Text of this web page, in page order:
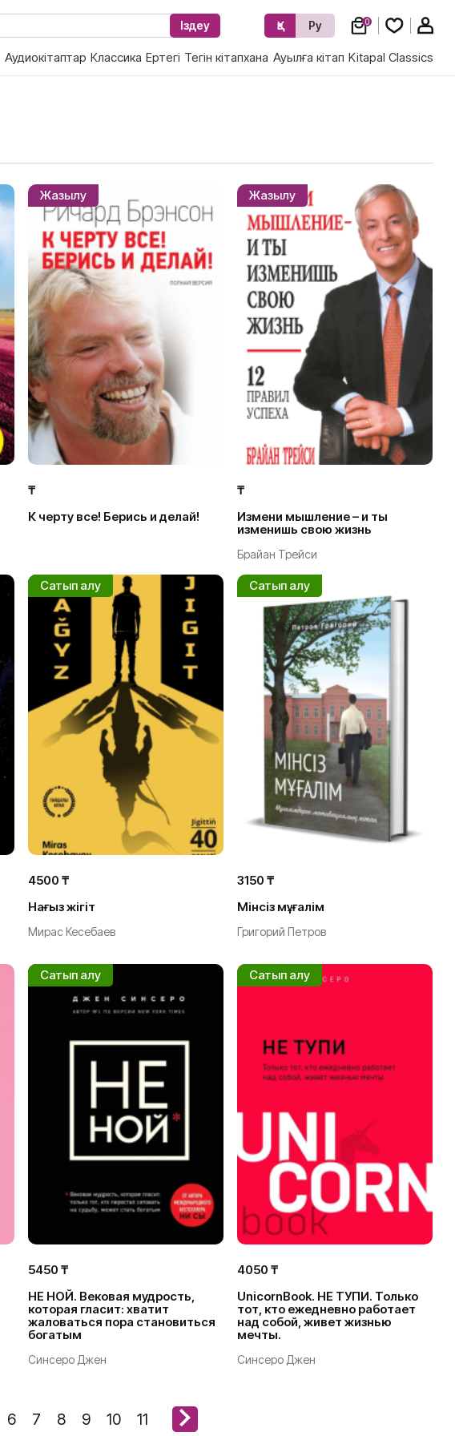
Іздеу Қз Ру 0
Аудиокітаптар Классика Ертегі Тегін кітапхана Ауылға кітап Kitapal Classics
Жазылу
₸
К черту все! Берись и делай!
Жазылу
₸
Измени мышление – и ты
изменишь свою жизнь
Брайан Трейси
Сатып алу
4500 ₸
Нағыз жігіт
Мирас Кесебаев
Сатып алу
3150 ₸
Мінсіз мұғалім
Григорий Петров
Сатып алу
5450 ₸
НЕ НОЙ. Вековая мудрость,
которая гласит: хватит
жаловаться пора становиться
богатым
Синсеро Джен
Сатып алу
4050 ₸
UnicornBook. НЕ ТУПИ. Только
тот, кто ежедневно работает
над собой, живет жизнью
мечты.
Синсеро Джен
6 7 8 9 10 11